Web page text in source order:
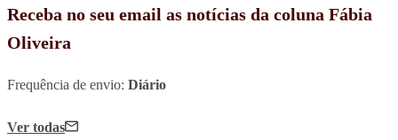
Receba no seu email as notícias da coluna Fábia
Oliveira
Frequência de envio: Diário
Ver todas